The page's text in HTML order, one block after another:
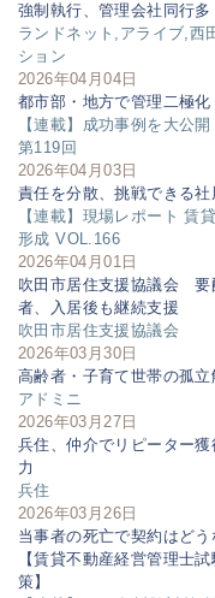
強制執行、管理会社同行多
ランドネット,アライブ,西
ション
2026年04月04日
都市部・地方で管理二極化
【連載】成功事例を大公
第119回
2026年04月03日
責任を分散、挑戦できる社
【連載】現場レポート 賃
形成 VOL.166
2026年04月01日
吹田市居住支援協議会 要
者、入居後も継続支援
吹田市居住支援協議会
2026年03月30日
高齢者・子育て世帯の孤立
アドミニ
2026年03月27日
兵住、仲介でリピーター獲
力
兵住
2026年03月26日
当事者の死亡で契約はどう
【賃貸不動産経営管理士試
策】